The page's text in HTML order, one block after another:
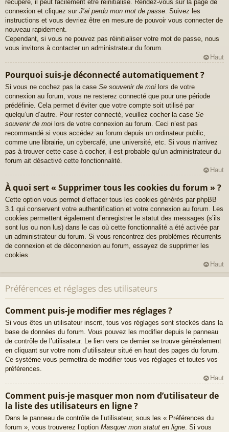
récupéré, il peut facilement être réinitialisé. Rendez-vous sur la page de
connexion et cliquez sur J’ai perdu mon mot de passe . Suivez les
instructions et vous devriez être en mesure de pouvoir vous connecter de
nouveau rapidement.
Cependant, si vous ne pouvez pas réinitialiser votre mot de passe, nous
vous invitons à contacter un administrateur du forum.
Haut
Pourquoi suis-je déconnecté automatiquement ?
Si vous ne cochez pas la case Se souvenir de moi lors de votre
connexion au forum, vous ne resterez connecté que pour une période
prédéfinie. Cela permet d’éviter que votre compte soit utilisé par
quelqu’un d’autre. Pour rester connecté, veuillez cocher la case Se
souvenir de moi lors de votre connexion au forum. Ceci n’est pas
recommandé si vous accédez au forum depuis un ordinateur public,
comme une librairie, un cybercafé, une université, etc. Si vous n’arrivez
pas à trouver cette case à cocher, il est probable qu’un administrateur du
forum ait désactivé cette fonctionnalité.
Haut
À quoi sert « Supprimer tous les cookies du forum » ?
Cette option vous permet d’effacer tous les cookies générés par phpBB
3.1 qui conservent votre authentification et votre connexion au forum. Les
cookies permettent également d’enregistrer le statut des messages (s’ils
sont lus ou non lus) dans le cas où cette fonctionnalité a été activée par
un administrateur du forum. Si vous rencontrez des problèmes récurrents
de connexion et de déconnexion au forum, essayez de supprimer les
cookies.
Haut
Préférences et réglages des utilisateurs
Comment puis-je modifier mes réglages ?
Si vous êtes un utilisateur inscrit, tous vos réglages sont stockés dans la
base de données du forum. Vous pouvez les modifier depuis le panneau
de contrôle de l’utilisateur. Le lien vers ce dernier se trouve généralement
en cliquant sur votre nom d’utilisateur situé en haut des pages du forum.
Ce système vous permettra de modifier tous vos réglages et toutes vos
préférences.
Haut
Comment puis-je masquer mon nom d’utilisateur de
la liste des utilisateurs en ligne ?
Dans le panneau de contrôle de l’utilisateur, sous les « Préférences du
forum », vous trouverez l’option Masquer mon statut en ligne. Si vous